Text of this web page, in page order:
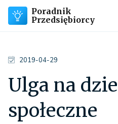
Poradnik
Przedsiębiorcy
2019-04-29
Ulga na
społeczne